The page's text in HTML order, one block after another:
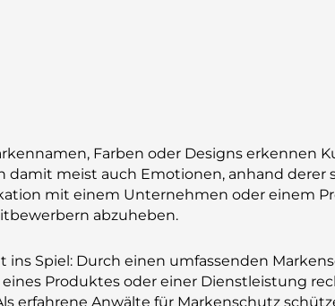
Farben oder Designs erkennen
damit meist auch Emotionen, anhand
mit einem Unternehmen oder einem
abzuheben.
ins Spiel: Durch einen umfassenden
Produktes oder einer Dienstleistung
erfahrene Anwälte für Markenschutz